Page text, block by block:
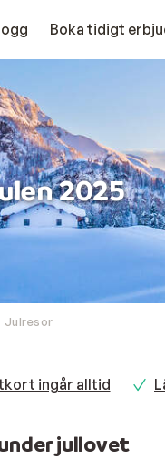
Boka tidigt
2025
Julresor
ingår alltid
jullovet